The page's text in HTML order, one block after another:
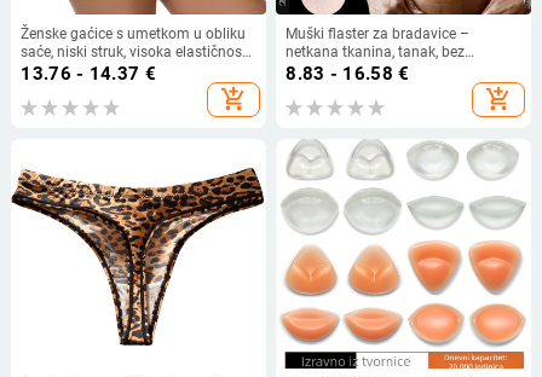
Ženske gaćice s umetkom u obliku
saće, niski struk, visoka elastičnost,
mekane i udobne
13.76 - 14.37 €
add_shopping_cart
Muški flaster za bradavice –
netkana tkanina, tanak, bez
tragova, South Star
8.83 - 16.58 €
add_shopping_cart